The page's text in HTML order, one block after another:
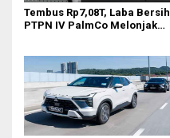
Tembus Rp7,08T, Laba Bersih
PTPN IV PalmCo Melonjak
Efisiensi